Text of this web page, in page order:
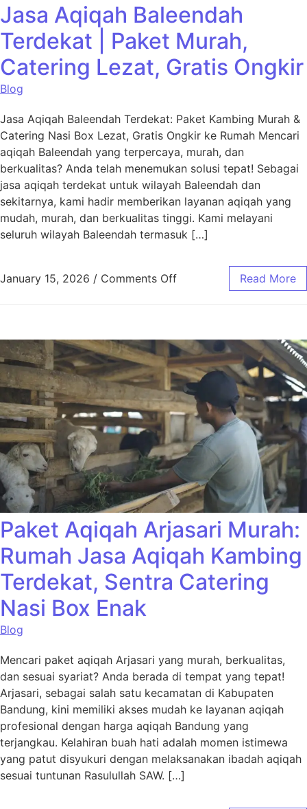
Jasa Aqiqah Baleendah
Terdekat | Paket Murah,
Catering Lezat, Gratis Ongkir
Blog
Jasa Aqiqah Baleendah Terdekat: Paket Kambing Murah &
Catering Nasi Box Lezat, Gratis Ongkir ke Rumah Mencari
aqiqah Baleendah yang terpercaya, murah, dan
berkualitas? Anda telah menemukan solusi tepat! Sebagai
jasa aqiqah terdekat untuk wilayah Baleendah dan
sekitarnya, kami hadir memberikan layanan aqiqah yang
mudah, murah, dan berkualitas tinggi. Kami melayani
seluruh wilayah Baleendah termasuk […]
January 15, 2026 / Comments Off Read More
Paket Aqiqah Arjasari Murah:
Rumah Jasa Aqiqah Kambing
Terdekat, Sentra Catering
Nasi Box Enak
Blog
Mencari paket aqiqah Arjasari yang murah, berkualitas,
dan sesuai syariat? Anda berada di tempat yang tepat!
Arjasari, sebagai salah satu kecamatan di Kabupaten
Bandung, kini memiliki akses mudah ke layanan aqiqah
profesional dengan harga aqiqah Bandung yang
terjangkau. Kelahiran buah hati adalah momen istimewa
yang patut disyukuri dengan melaksanakan ibadah aqiqah
sesuai tuntunan Rasulullah SAW. […]